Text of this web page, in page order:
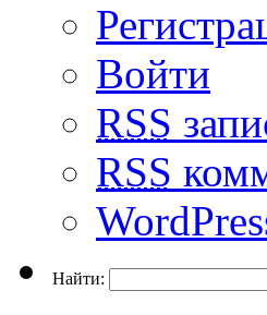
Войти
RSS
RSS
Найти: